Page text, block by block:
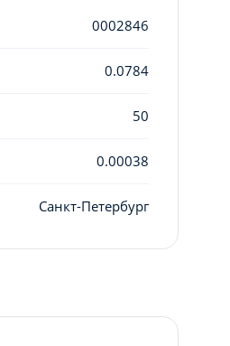
0002846
0.0784
50
0.00038
Санкт-Петербург